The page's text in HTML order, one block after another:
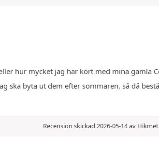
hur mycket jag har kört med mina gamla
ska byta ut dem efter sommaren, så då
Recension skickad 2026-05-14 av